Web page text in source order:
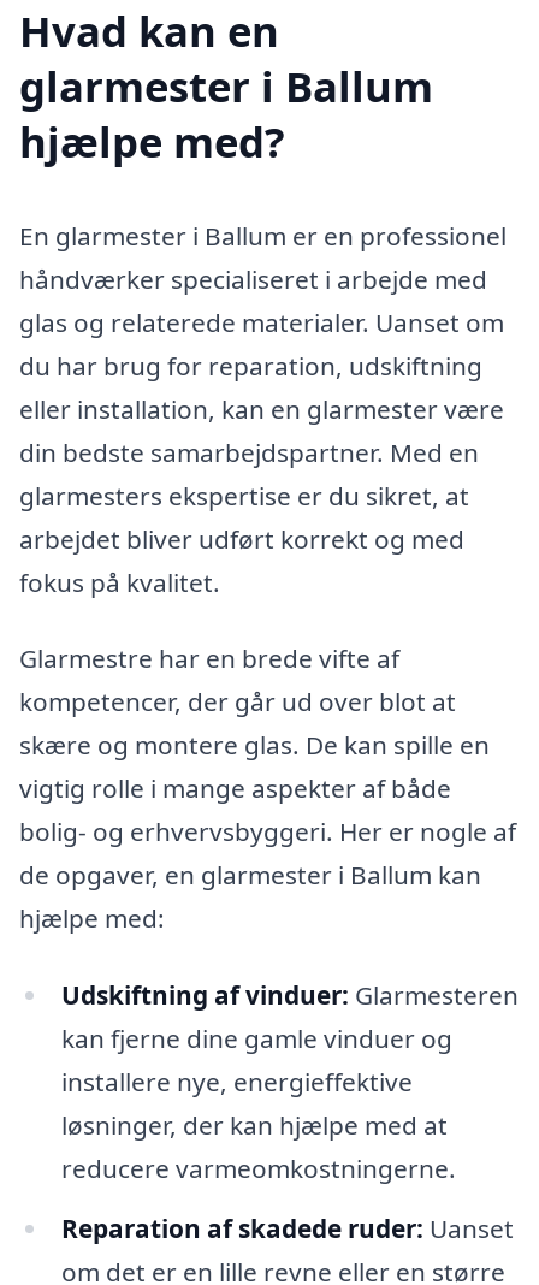
Hvad kan en
glarmester i Ballum
hjælpe med?
En glarmester i Ballum er en professionel
håndværker specialiseret i arbejde med
glas og relaterede materialer. Uanset om
du har brug for reparation, udskiftning
eller installation, kan en glarmester være
din bedste samarbejdspartner. Med en
glarmesters ekspertise er du sikret, at
arbejdet bliver udført korrekt og med
fokus på kvalitet.
Glarmestre har en brede vifte af
kompetencer, der går ud over blot at
skære og montere glas. De kan spille en
vigtig rolle i mange aspekter af både
bolig- og erhvervsbyggeri. Her er nogle af
de opgaver, en glarmester i Ballum kan
hjælpe med:
Udskiftning af vinduer: Glarmesteren
kan fjerne dine gamle vinduer og
installere nye, energieffektive
løsninger, der kan hjælpe med at
reducere varmeomkostningerne.
Reparation af skadede ruder: Uanset
om det er en lille revne eller en større